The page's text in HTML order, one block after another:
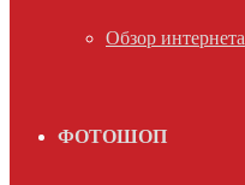
Обзор интернета
ФОТОШОП